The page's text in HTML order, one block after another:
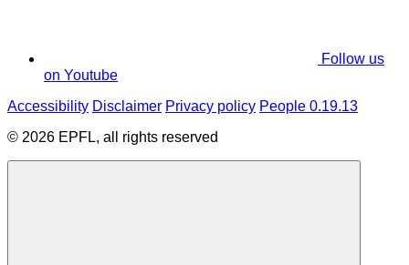
Follow us
on Youtube
Accessibility Disclaimer Privacy policy People 0.19.13
© 2026 EPFL, all rights reserved